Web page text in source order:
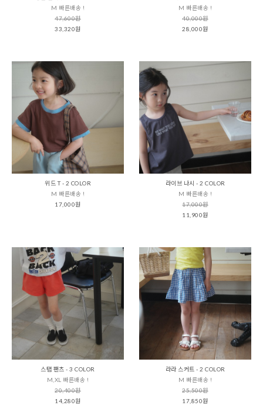
M 빠른배송 !
47,600원
33,320원
M 빠른배송 !
40,000원
28,000원
위드 T - 2 COLOR
M 빠른배송 !
17,000원
라이브 나시 - 2 COLOR
M 빠른배송 !
17,000원
11,900원
스탭 팬츠 - 3 COLOR
M,XL 빠른배송 !
20,400원
14,280원
라라 스커트 - 2 COLOR
M 빠른배송 !
25,500원
17,850원